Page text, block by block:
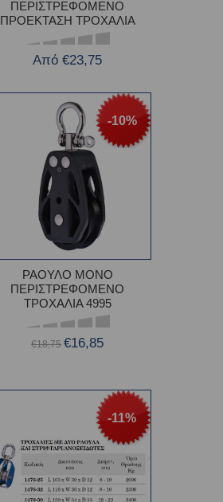
ΠΕΡΙΣΤΡΕΦΟΜΕΝΟ
ΠΡΟΕΚΤΑΣΗ ΤΡΟΧΑΛΙΑ
Από €23,75
-10%
ΡΑΟΥΛΟ ΜΟΝΟ
ΠΕΡΙΣΤΡΕΦΟΜΕΝΟ
ΤΡΟΧΑΛΙΑ 4995
€18,75 €16,85
-11%